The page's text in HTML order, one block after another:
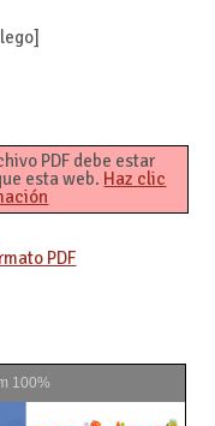
PDF debe estar
esta web. Haz clic
PDF
100%